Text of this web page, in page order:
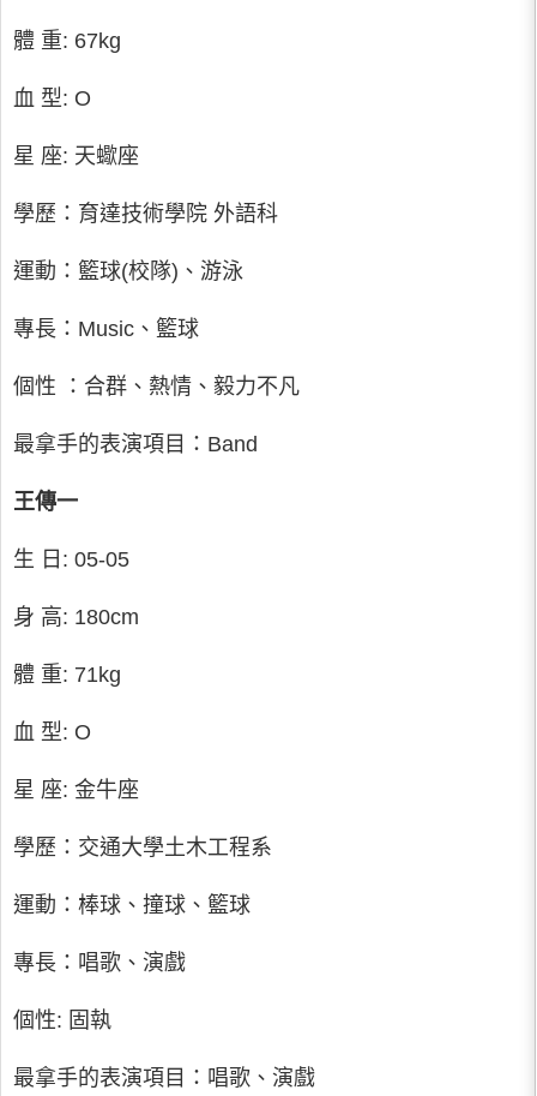
體 重: 67kg
血 型: O
星 座: 天蠍座
學歷：育達技術學院 外語科
運動：籃球(校隊)、游泳
專長：Music、籃球
個性 ：合群、熱情、毅力不凡
最拿手的表演項目：Band
王傳一
生 日: 05-05
身 高: 180cm
體 重: 71kg
血 型: O
星 座: 金牛座
學歷：交通大學土木工程系
運動：棒球、撞球、籃球
專長：唱歌、演戲
個性: 固執
最拿手的表演項目：唱歌、演戲